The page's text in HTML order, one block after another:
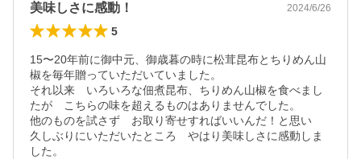
美味しさに感動！ 2024/6/26
5
15〜20年前に御中元、御歳暮の時に松茸昆布とちりめん山
椒を毎年贈っていただいていました。
それ以来　いろいろな佃煮昆布、ちりめん山椒を食べまし
たが　こちらの味を超えるものはありませんでした。
他のものを試さず　お取り寄せすればいいんだ！と思い
久しぶりにいただいたところ　やはり美味しさに感動しま
した。